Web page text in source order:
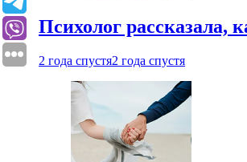
Психолог рассказала,
2 года спустя2 года спустя